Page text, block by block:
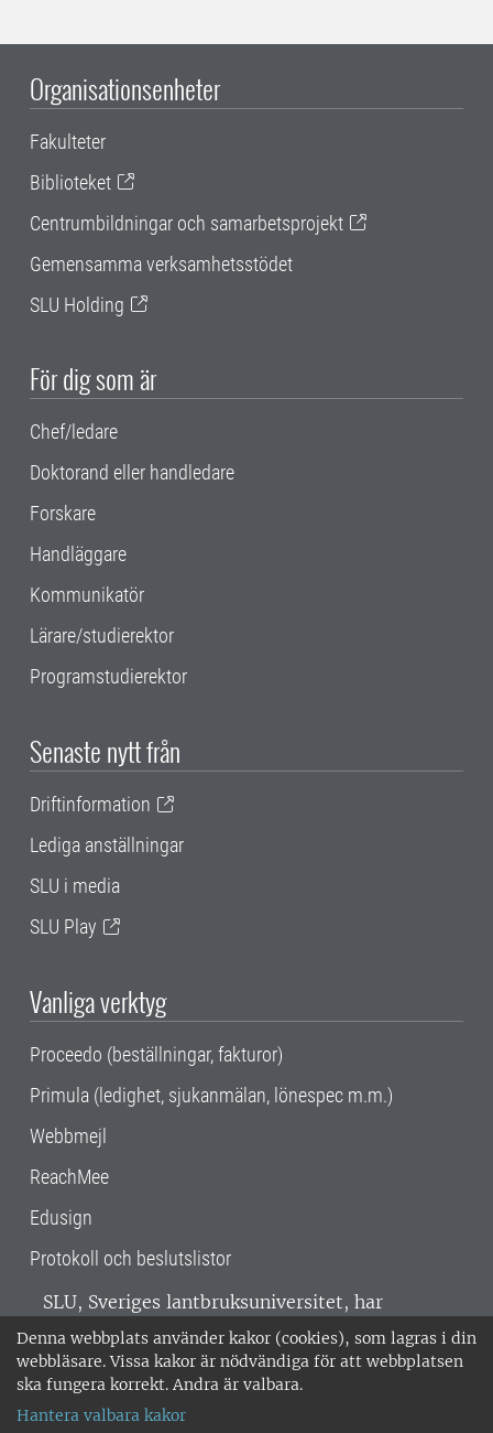
Denna webbplats använder kakor (cookies), som lagras i din
webbläsare. Vissa kakor är nödvändiga för att webbplatsen
ska fungera korrekt. Andra är valbara.
Hantera valbara kakor
Organisationsenheter
Fakulteter
Biblioteket
Centrumbildningar och samarbetsprojekt
Gemensamma verksamhetsstödet
SLU Holding
För dig som är
Chef/ledare
Doktorand eller handledare
Forskare
Handläggare
Kommunikatör
Lärare/studierektor
Programstudierektor
Senaste nytt från
Driftinformation
Lediga anställningar
SLU i media
SLU Play
Vanliga verktyg
Proceedo (beställningar, fakturor)
Primula (ledighet, sjukanmälan, lönespec m.m.)
Webbmejl
ReachMee
Edusign
Protokoll och beslutslistor
SLU, Sveriges lantbruksuniversitet, har
verksamhet över hela Sverige. Huvudorter är
Alnarp, Uppsala och Umeå.SLU är
miljöcertifierat enligt ISO 14001. •
018-67 10 00 • Org nr: 202100-2817 •